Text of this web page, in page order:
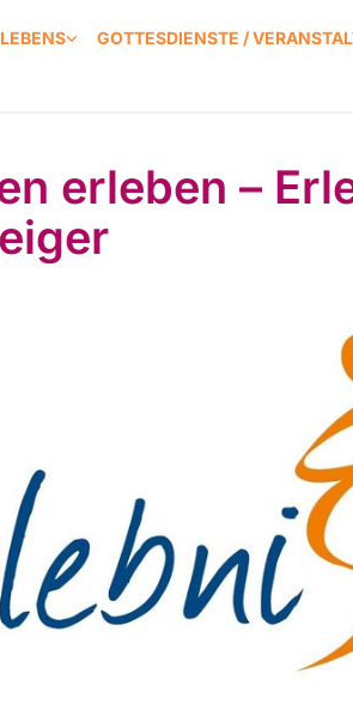
GOTTESDIENSTE /
erleben –